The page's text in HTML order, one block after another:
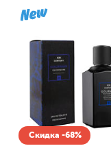
Скидка -68%